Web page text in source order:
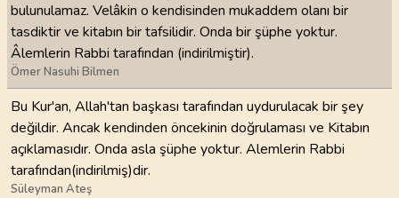
bulunulamaz. Velâkin o kendisinden mukaddem olanı bir
tasdiktir ve kitabın bir tafsilidir. Onda bir şüphe yoktur.
Âlemlerin Rabbi tarafından (indirilmiştir).
Ömer Nasuhi Bilmen
Bu Kur'an, Allah'tan başkası tarafından uydurulacak bir şey
değildir. Ancak kendinden öncekinin doğrulaması ve Kitabın
açıklamasıdır. Onda asla şüphe yoktur. Alemlerin Rabbi
tarafından(indirilmiş)dir.
Süleyman Ateş